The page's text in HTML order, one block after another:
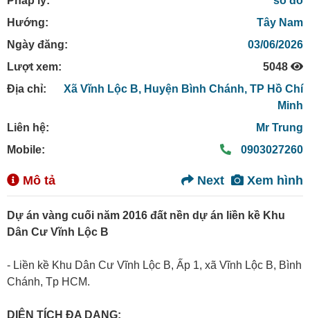
Hướng:
Tây Nam
Ngày đăng:
03/06/2026
Lượt xem:
5048
Địa chỉ:
Xã Vĩnh Lộc B, Huyện Bình Chánh, TP Hồ Chí
Minh
Liên hệ:
Mr Trung
Mobile:
0903027260
Mô tả Xem hình
Next
Dự án vàng cuối năm 2016 đất nền dự án liền kề Khu
Dân Cư Vĩnh Lộc B
- Liền kề Khu Dân Cư Vĩnh Lộc B, Ấp 1, xã Vĩnh Lộc B, Bình
Chánh, Tp HCM.
DIỆN TÍCH ĐA DẠNG: